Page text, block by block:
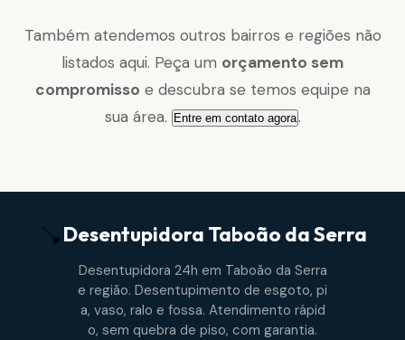
Também atendemos outros bairros e regiões não
listados aqui. Peça um orçamento sem
compromisso e descubra se temos equipe na
sua área.
Entre em contato agora.
Desentupidora Taboão da Serra
Desentupidora 24h em Taboão da Serra
e região. Desentupimento de esgoto, pi
a, vaso, ralo e fossa. Atendimento rápid
o, sem quebra de piso, com garantia.